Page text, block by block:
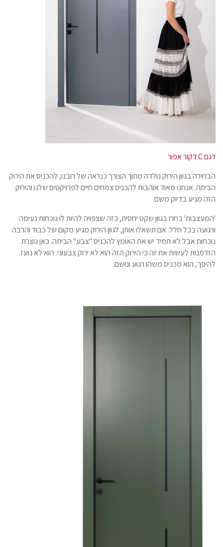
דגם C דקור אפור
הבחירה בגוון הירוק נולדה מתוך הצורך כנראה של רובנו, להכניס את הירוק
הביתה. אנחנו מאוד אוהבות להכניס צמחים חיים לפרויקטים שלנו והירוק
הזה מגיע בדיוק משם.
'המעצבות' בחרו בגוון שקט יחסית, כזה שצפויה להיות לו נוכחות נעימה
ורגועה בכל חלל. אם תשאלו אותן, לגוון הירוק מגיע מקום של כבוד והרבה
נוכחות אבל לא תמיד יש את האומץ להכניס "צבע" הביתה. כאן נוצרת
הזדמנות לעשות את זה כי הירוק הזה הוא לא ירוק צבעוני. הוא לא נועז.
להיפך, הוא מכניס משהו רגוע ונושם.